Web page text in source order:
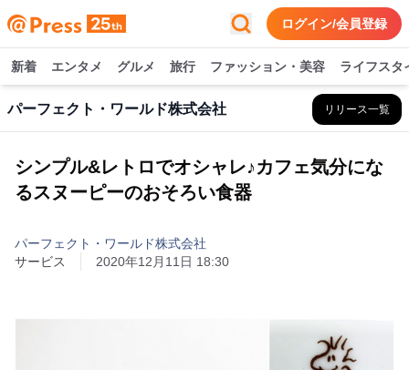
ログイン/会員登録
新着 エンタメ グルメ 旅行 ファッション・美容 ライフスタ
パーフェクト・ワールド株式会社 リリース一覧
シンプル&レトロでオシャレ♪カフェ気分にな
るスヌーピーのおそろい食器
パーフェクト・ワールド株式会社
サービス
2020年12月11日 18:30